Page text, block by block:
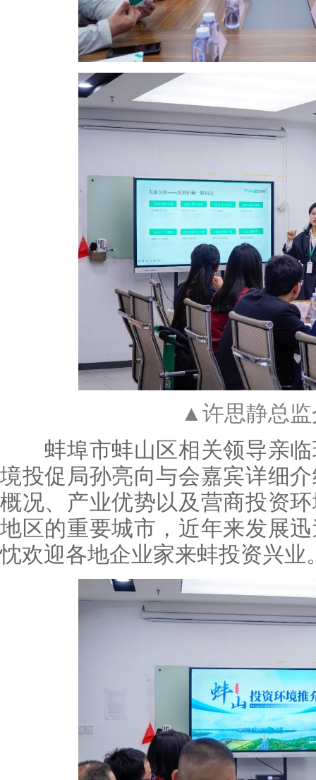
▲许思静总监
蚌埠市蚌山区相关领导亲临
境投促局孙亮向与会嘉宾详细
概况、产业优势以及营商投资
地区的重要城市，近年来发展
忱欢迎各地企业家来蚌投资兴业